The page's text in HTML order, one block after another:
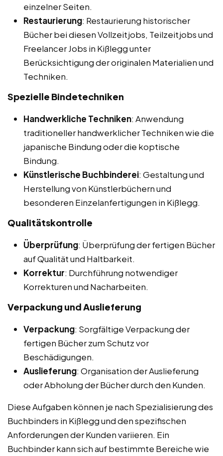
einzelner Seiten.
Restaurierung: Restaurierung historischer
Bücher bei diesen Vollzeitjobs, Teilzeitjobs und
Freelancer Jobs in Kißlegg unter
Berücksichtigung der originalen Materialien und
Techniken.
Spezielle Bindetechniken
Handwerkliche Techniken: Anwendung
traditioneller handwerklicher Techniken wie die
japanische Bindung oder die koptische
Bindung.
Künstlerische Buchbinderei: Gestaltung und
Herstellung von Künstlerbüchern und
besonderen Einzelanfertigungen in Kißlegg.
Qualitätskontrolle
Überprüfung: Überprüfung der fertigen Bücher
auf Qualität und Haltbarkeit.
Korrektur: Durchführung notwendiger
Korrekturen und Nacharbeiten.
Verpackung und Auslieferung
Verpackung: Sorgfältige Verpackung der
fertigen Bücher zum Schutz vor
Beschädigungen.
Auslieferung: Organisation der Auslieferung
oder Abholung der Bücher durch den Kunden.
Diese Aufgaben können je nach Spezialisierung des
Buchbinders in Kißlegg und den spezifischen
Anforderungen der Kunden variieren. Ein
Buchbinder kann sich auf bestimmte Bereiche wie